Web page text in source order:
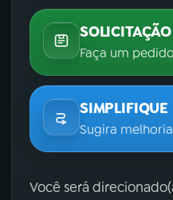
SOLICITAÇÃO
Faça um
SIMPLIFIQUE
Sugira
Você será